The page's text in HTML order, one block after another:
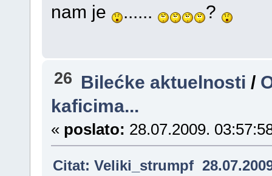
nam je
...... ?
26 Bilećke aktuelnosti /
kaficima...
« poslato: 28.07.2009.
Citat: Veliki_strumpf